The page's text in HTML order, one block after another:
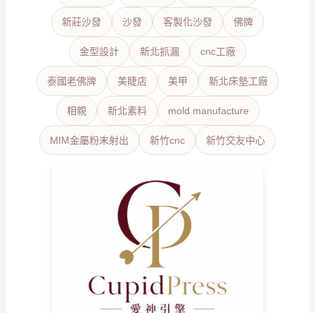
新莊沙發 沙發 客製化沙發 佛牌
金型設計 新北抓漏 cnc工廠
泰國老佛牌 美睫店 美甲 新北床墊工廠
相親 新北素料 mold manufacture
MIM金屬粉末射出 新竹cnc 新竹交友中心